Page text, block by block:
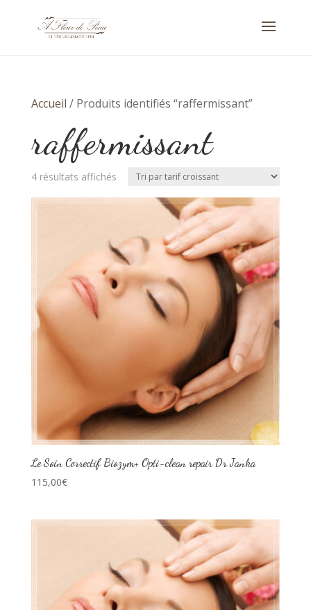
Accueil / Produits identifiés “raffermissant”
raffermissant
4 résultats affichésTrié
par
Le Soin Correctif Biozym+ Opti-clean repair Dr Janka
115,00€